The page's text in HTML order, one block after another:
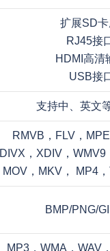
扩展SD卡
RJ45接
HDMI高清
USB接
支持中、英文
RMVB，FLV，
DIVX，XDIV，WMV9
MOV，MKV， MP4
BMP/PNG/
MP3，WMA，WAV